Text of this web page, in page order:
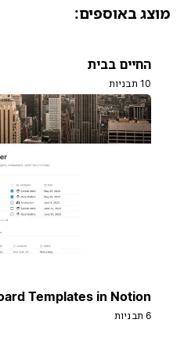
באוספים:
החיים בבית
Board Templates in Notion